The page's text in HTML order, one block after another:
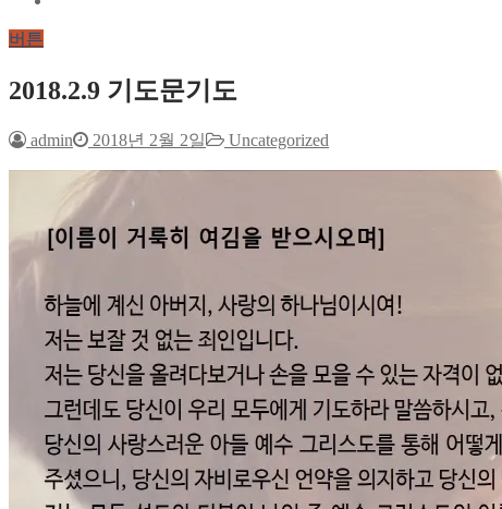
버튼
2018.2.9 기도문기도
admin 2018년 2월 2일 Uncategorized